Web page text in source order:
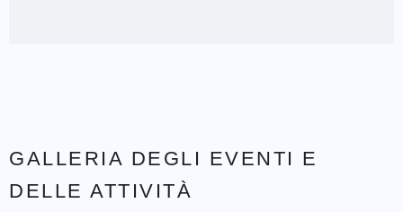
GALLERIA DEGLI EVENTI E
DELLE ATTIVITÀ